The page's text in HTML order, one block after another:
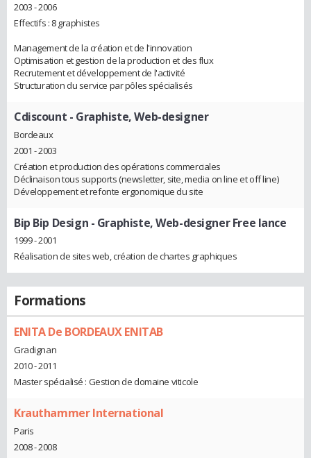
2003 - 2006
Effectifs : 8 graphistes
Management de la création et de l'innovation
Optimisation et gestion de la production et des flux
Recrutement et développement de l'activité
Structuration du service par pôles spécialisés
Cdiscount - Graphiste, Web-designer
Bordeaux
2001 - 2003
Création et production des opérations commerciales
Déclinaison tous supports (newsletter, site, media on line et off line)
Développement et refonte ergonomique du site
Bip Bip Design - Graphiste, Web-designer Free lance
1999 - 2001
Réalisation de sites web, création de chartes graphiques
Formations
ENITA De BORDEAUX ENITAB
Gradignan
2010 - 2011
Master spécialisé : Gestion de domaine viticole
Krauthammer International
Paris
2008 - 2008